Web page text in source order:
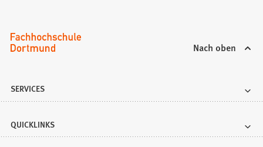
Nach oben
SERVICES
QUICKLINKS